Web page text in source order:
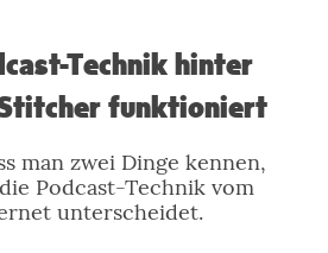
Technik hinter
funktioniert
man zwei Dinge kennen,
Podcast-Technik vom
unterscheidet.